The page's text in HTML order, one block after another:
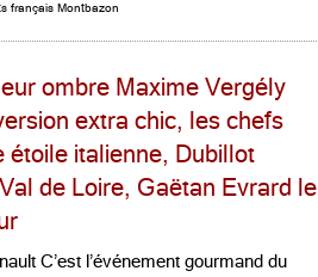
français Montbazon
ombre Maxime Vergély
extra chic, les chefs
étoile italienne, Dubillot
de Loire, Gaëtan Evrard le
C’est l’événement gourmand du